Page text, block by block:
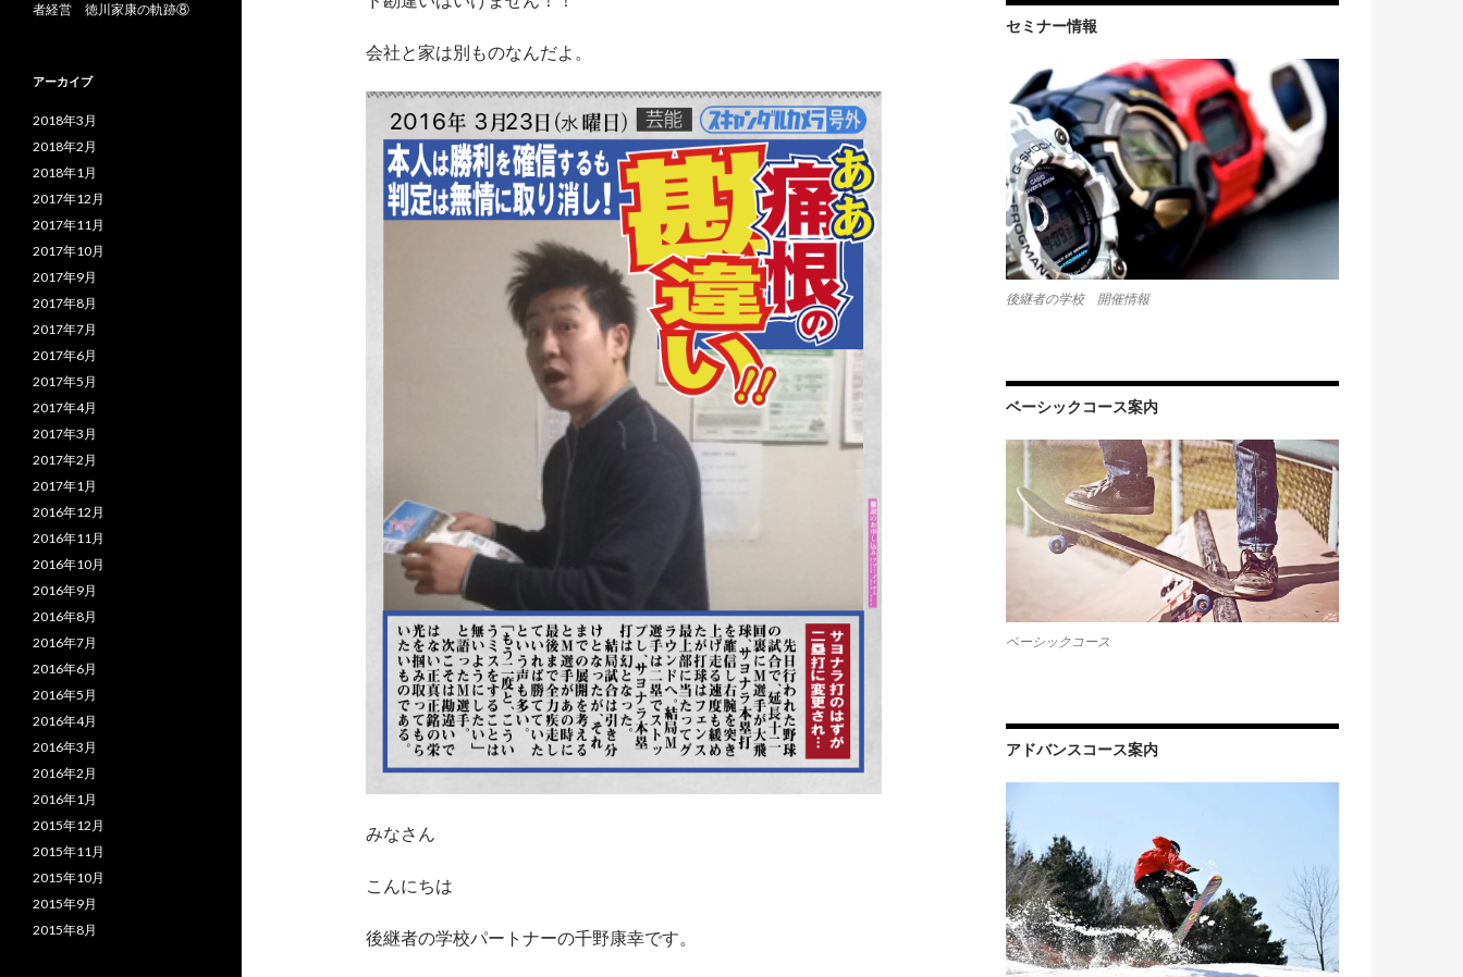
会社と家は別ものなんだよ。
みなさん
こんにちは
後継者の学校パートナーの千野康幸です。
セミナー情報
後継者の学校 開催情報
ベーシックコース案内
ベーシックコース
アドバンスコース案内
者経営 徳川家康の軌跡⑧
アーカイブ
2018年3月
2018年2月
2018年1月
2017年12月
2017年11月
2017年10月
2017年9月
2017年8月
2017年7月
2017年6月
2017年5月
2017年4月
2017年3月
2017年2月
2017年1月
2016年12月
2016年11月
2016年10月
2016年9月
2016年8月
2016年7月
2016年6月
2016年5月
2016年4月
2016年3月
2016年2月
2016年1月
2015年12月
2015年11月
2015年10月
2015年9月
2015年8月